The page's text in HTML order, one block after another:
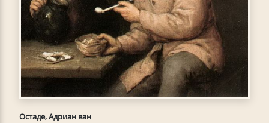
Остаде, Адриан ван